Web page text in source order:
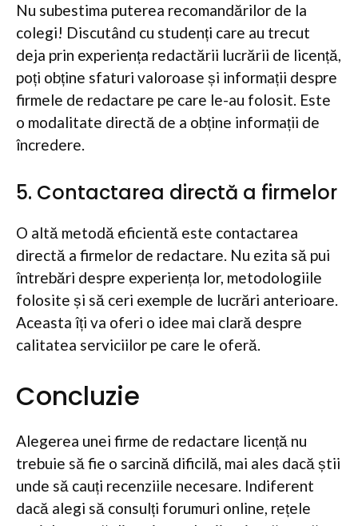
Nu subestima puterea recomandărilor de la
colegi! Discutând cu studenți care au trecut
deja prin experiența redactării lucrării de licență,
poți obține sfaturi valoroase și informații despre
firmele de redactare pe care le-au folosit. Este
o modalitate directă de a obține informații de
încredere.
5. Contactarea directă a firmelor
O altă metodă eficientă este contactarea
directă a firmelor de redactare. Nu ezita să pui
întrebări despre experiența lor, metodologiile
folosite și să ceri exemple de lucrări anterioare.
Aceasta îți va oferi o idee mai clară despre
calitatea serviciilor pe care le oferă.
Concluzie
Alegerea unei firme de redactare licență nu
trebuie să fie o sarcină dificilă, mai ales dacă știi
unde să cauți recenziile necesare. Indiferent
dacă alegi să consulți forumuri online, rețele